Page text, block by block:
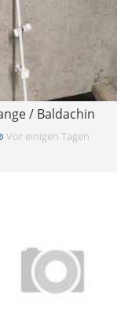
/ Baldachin
Vor einigen Tagen